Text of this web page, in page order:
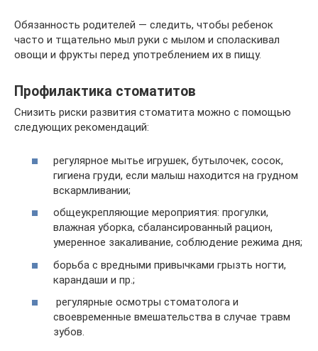
Обязанность родителей — следить, чтобы ребенок
часто и тщательно мыл руки с мылом и споласкивал
овощи и фрукты перед употреблением их в пищу.
Профилактика стоматитов
Снизить риски развития стоматита можно с помощью
следующих рекомендаций:
регулярное мытье игрушек, бутылочек, сосок,
гигиена груди, если малыш находится на грудном
вскармливании;
общеукрепляющие мероприятия: прогулки,
влажная уборка, сбалансированный рацион,
умеренное закаливание, соблюдение режима дня;
борьба с вредными привычками грызть ногти,
карандаши и пр.;
регулярные осмотры стоматолога и
своевременные вмешательства в случае травм
зубов.